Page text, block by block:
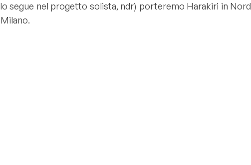
segue nel progetto solista, ndr) porteremo Harakiri in Nord